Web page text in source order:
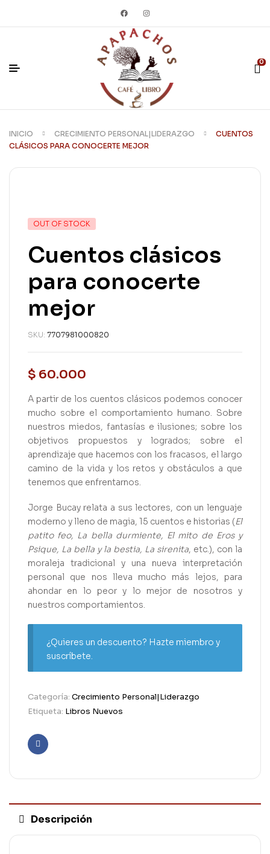
0
INICIO CRECIMIENTO PERSONAL|LIDERAZGO
CUENTOS
CLÁSICOS PARA CONOCERTE MEJOR
OUT OF STOCK
Cuentos clásicos
para conocerte
mejor
SKU: 7707981000820
$ 60.000
A partir de los cuentos clásicos podemos conocer
mucho sobre el comportamiento humano. Sobre
nuestros miedos, fantasías e ilusiones; sobre los
objetivos propuestos y logrados; sobre el
aprendizaje que hacemos con los fracasos, el largo
camino de la vida y los retos y obstáculos a que
tenemos que enfrentarnos.
Jorge Bucay relata a sus lectores, con un lenguaje
moderno y lleno de magia, 15 cuentos e historias (El
patito feo, La bella durmiente, El mito de Eros y
Psique, La bella y la bestia, La sirenita, etc.), con la
moraleja tradicional y una nueva interpretación
personal que nos lleva mucho más lejos, para
ahondar en lo peor y lo mejor de nosotros y
nuestros comportamientos.
¿Quieres un descuento? Hazte miembro y
suscríbete.
Categoría: Crecimiento Personal|Liderazgo
Etiqueta: Libros Nuevos
Facebook
Descripción